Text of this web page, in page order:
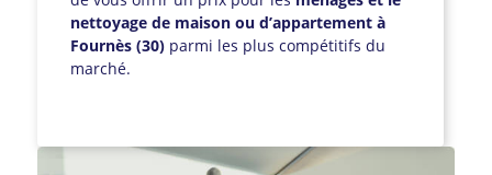
nettoyage de maison ou d’appartement à
Fournès (30) parmi les plus compétitifs du
marché.